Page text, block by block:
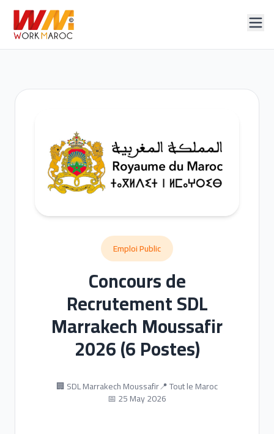
Emploi Public
Concours de
Recrutement SDL
Marrakech Moussafir
2026 (6 Postes)
🏢 SDL Marrakech Moussafir📍 Tout le Maroc
📅 25 May 2026